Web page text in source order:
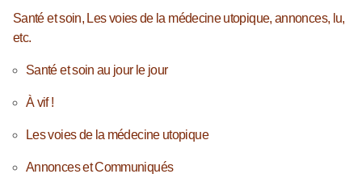
Santé et soin, Les voies de la médecine utopique, annonces, lu,
etc.
Santé et soin au jour le jour
À vif !
Les voies de la médecine utopique
Annonces et Communiqués